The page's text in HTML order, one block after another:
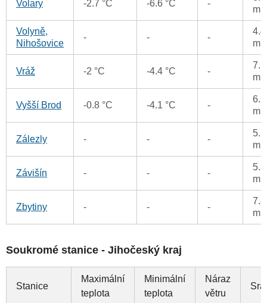
Volary -2.7 °C -6.6 °C -
Volyně,
Nihošovice
- - -
4.4
Vráž -2 °C -4.4 °C -
7.1
Vyšší Brod -0.8 °C -4.1 °C -
6.5
Zálezly - - -
5.7
Závišín - - -
5.3
Zbytiny - - -
7.8
Soukromé stanice - Jihočeský kraj
Stanice
Maximální
teplota
Minimální
teplota
Náraz
větru